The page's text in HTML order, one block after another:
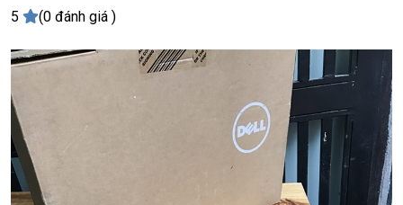
5 (0 đánh giá )